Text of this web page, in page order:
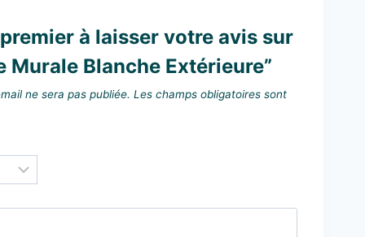
à laisser votre avis sur
Murale Blanche Extérieure”
ne sera pas publiée. Les champs obligatoires sont